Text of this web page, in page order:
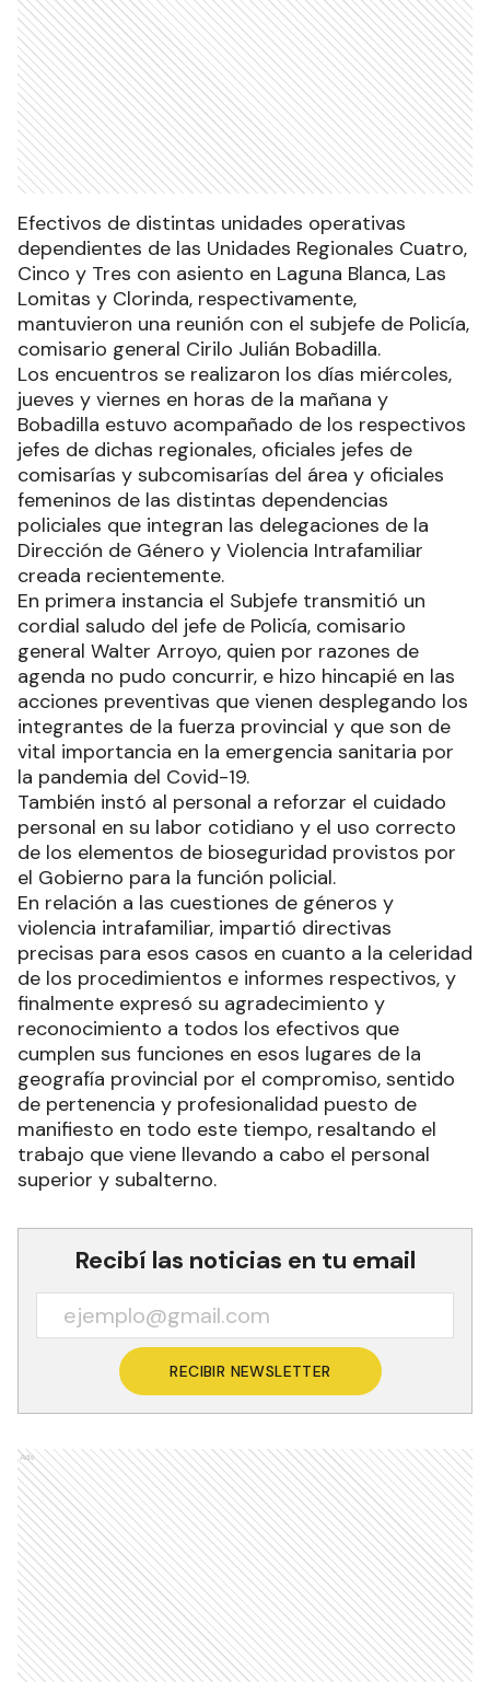
Efectivos de distintas unidades operativas
dependientes de las Unidades Regionales Cuatro,
Cinco y Tres con asiento en Laguna Blanca, Las
Lomitas y Clorinda, respectivamente,
mantuvieron una reunión con el subjefe de Policía,
comisario general Cirilo Julián Bobadilla.
Los encuentros se realizaron los días miércoles,
jueves y viernes en horas de la mañana y
Bobadilla estuvo acompañado de los respectivos
jefes de dichas regionales, oficiales jefes de
comisarías y subcomisarías del área y oficiales
femeninos de las distintas dependencias
policiales que integran las delegaciones de la
Dirección de Género y Violencia Intrafamiliar
creada recientemente.
En primera instancia el Subjefe transmitió un
cordial saludo del jefe de Policía, comisario
general Walter Arroyo, quien por razones de
agenda no pudo concurrir, e hizo hincapié en las
acciones preventivas que vienen desplegando los
integrantes de la fuerza provincial y que son de
vital importancia en la emergencia sanitaria por
la pandemia del Covid-19.
También instó al personal a reforzar el cuidado
personal en su labor cotidiano y el uso correcto
de los elementos de bioseguridad provistos por
el Gobierno para la función policial.
En relación a las cuestiones de géneros y
violencia intrafamiliar, impartió directivas
precisas para esos casos en cuanto a la celeridad
de los procedimientos e informes respectivos, y
finalmente expresó su agradecimiento y
reconocimiento a todos los efectivos que
cumplen sus funciones en esos lugares de la
geografía provincial por el compromiso, sentido
de pertenencia y profesionalidad puesto de
manifiesto en todo este tiempo, resaltando el
trabajo que viene llevando a cabo el personal
superior y subalterno.
Recibí las noticias en tu email
RECIBIR NEWSLETTER
Ads